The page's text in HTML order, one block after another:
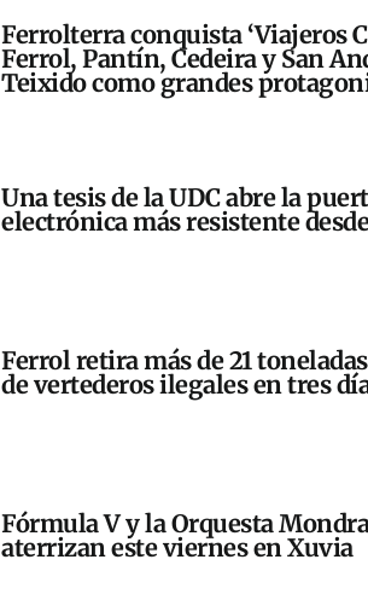
Ferrolterra conquista ‘Viajeros
Ferrol, Pantín, Cedeira y San
Teixido como grandes
Una tesis de la UDC abre la
electrónica más resistente
Ferrol retira más de 21
de vertederos ilegales en tres
Fórmula V y la Orquesta
aterrizan este viernes en Xuvia